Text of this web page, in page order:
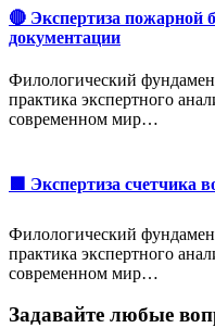
🔴 Экспертиза пожарной
документации
Филологический
практика экспертного
современном мир…
🟩 Экспертиза счетчика
Филологический
практика экспертного
современном мир…
Задавайте любые